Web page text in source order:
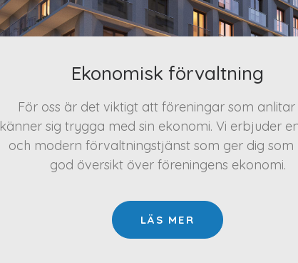
Ekonomisk förvaltning
För oss är det viktigt att föreningar som anlitar
känner sig trygga med sin ekonomi. Vi erbjuder
och modern förvaltningstjänst som ger dig som
god översikt över föreningens ekonomi.
LÄS MER